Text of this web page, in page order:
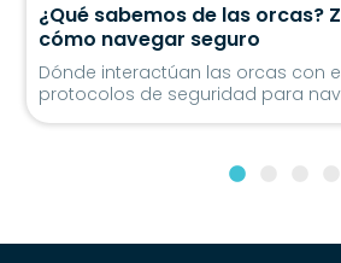
¿Qué sabemos de las orcas?
cómo navegar seguro
Dónde interactúan las orcas con
protocolos de seguridad para